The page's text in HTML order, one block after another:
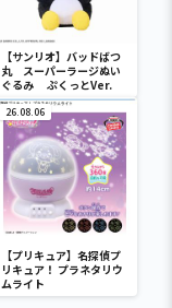
【サンリオ】バッドばつ
丸 スーパーラージぬい
ぐるみ ぷくっとVer.
26.08.06
【プリキュア】名探偵プ
リキュア！ プラネタリウ
ムライト